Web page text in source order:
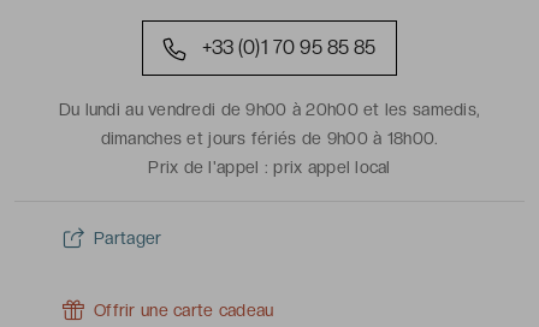
+33 (0)1 70 95 85 85
Du lundi au vendredi de 9h00 à 20h00 et les samedis,
dimanches et jours fériés de 9h00 à 18h00.
Prix de l'appel :prix appel local
Partager
Offrir une carte cadeau